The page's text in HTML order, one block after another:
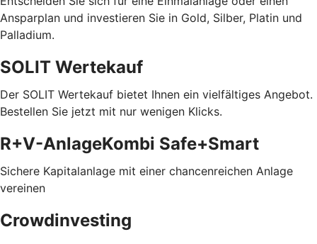
Ansparplan und investieren Sie in Gold, Silber, Platin und
Palladium.
SOLIT Wertekauf
Der SOLIT Wertekauf bietet Ihnen ein vielfältiges Angebot.
Bestellen Sie jetzt mit nur wenigen Klicks.
R+V-AnlageKombi Safe+Smart
Sichere Kapitalanlage mit einer chancenreichen Anlage
vereinen
Crowdinvesting